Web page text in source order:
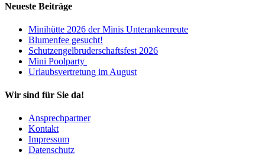
Neueste Beiträge
Minihütte 2026 der Minis Unterankenreute
Blumenfee gesucht!
Schutzengelbruderschaftsfest 2026
Mini Poolparty
Urlaubsvertretung im August
Wir sind für Sie da!
Ansprechpartner
Kontakt
Impressum
Datenschutz